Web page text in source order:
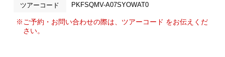
ツアーコード PKFSQMV-A07SYOWAT0
※ご予約・お問い合わせの際は、ツアーコード をお伝えくだ
さい。